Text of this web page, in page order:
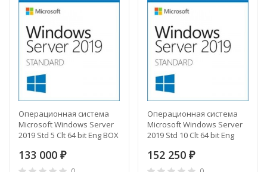
Операционная система
Microsoft Windows Server
2019 Std 5 Clt 64 bit Eng BOX
133 000 ₽
Операционная система
Microsoft Windows Server
2019 Std 10 Clt 64 bit Eng
152 250 ₽